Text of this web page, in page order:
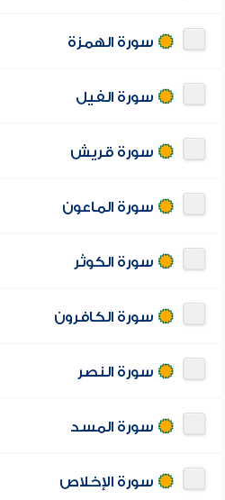
سورة الهمزة
سورة الفيل
سورة قريش
سورة الماعون
سورة الكوثر
سورة الكافرون
سورة النصر
سورة المسد
سورة الإخلاص